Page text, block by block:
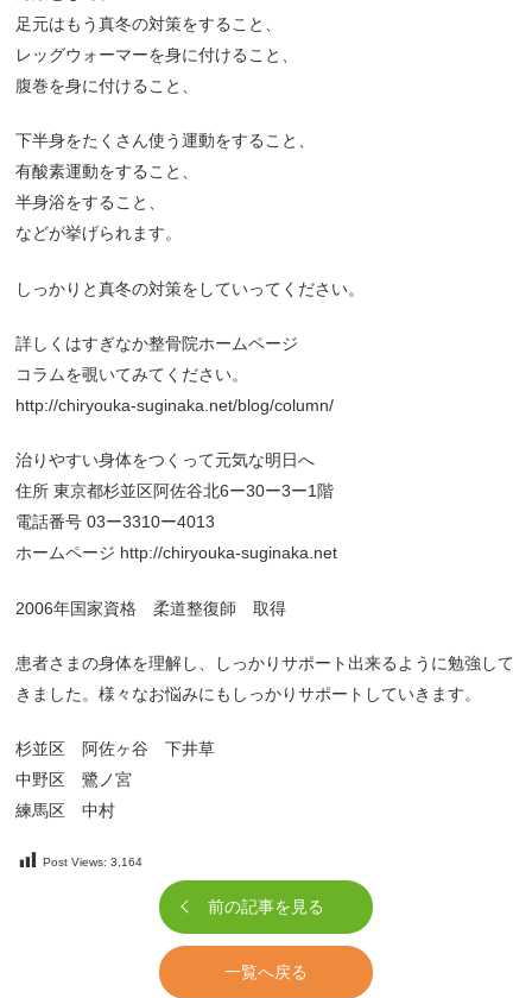
足元はもう真冬の対策をすること、
レッグウォーマーを身に付けること、
腹巻を身に付けること、
下半身をたくさん使う運動をすること、
有酸素運動をすること、
半身浴をすること、
などが挙げられます。
しっかりと真冬の対策をしていってください。
詳しくはすぎなか整骨院ホームページ
コラムを覗いてみてください。
http://chiryouka-suginaka.net/blog/column/
治りやすい身体をつくって元気な明日へ
住所 東京都杉並区阿佐谷北6ー30ー3ー1階
電話番号 03ー3310ー4013
ホームページ http://chiryouka-suginaka.net
2006年国家資格 柔道整復師 取得
患者さまの身体を理解し、しっかりサポート出来るように勉強して
きました。様々なお悩みにもしっかりサポートしていきます。
杉並区 阿佐ヶ谷 下井草
中野区 鷺ノ宮
練馬区 中村
Post Views: 3,164
前の記事を見る
一覧へ戻る